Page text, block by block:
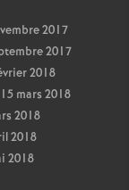
2017
2017
2018
mars 2018
2018
2018
2018